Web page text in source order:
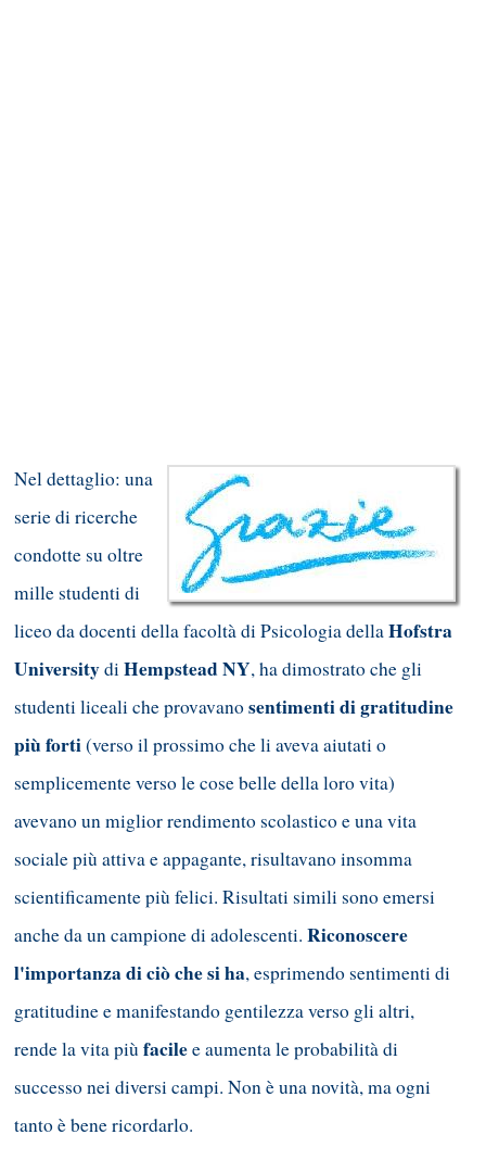
Nel dettaglio: una
serie di ricerche
condotte su oltre
mille studenti di
liceo da docenti della facoltà di Psicologia dellaHofstra
UniversitydiHempstead NY, ha dimostrato che gli
studenti liceali che provavanosentimenti di gratitudine
più forti(verso il prossimo che li aveva aiutati o
semplicemente verso le cose belle della loro vita)
avevano un miglior rendimento scolastico e una vita
sociale più attiva e appagante, risultavano insomma
scientificamente più felici. Risultati simili sono emersi
anche da un campione di adolescenti. Riconoscere
l'importanza di ciò che si ha, esprimendo sentimenti di
gratitudine e manifestando gentilezza verso gli altri,
rende la vita piùfacilee aumenta le probabilità di
successo nei diversi campi. Non è una novità, ma ogni
tanto è bene ricordarlo.